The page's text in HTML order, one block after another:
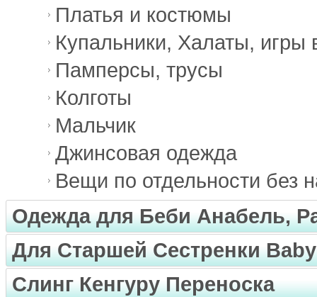
Платья и костюмы
Купальники, Халаты, игры
Памперсы, трусы
Колготы
Мальчик
Джинсовая одежда
Вещи по отдельности без
Одежда для Беби Анабель,
Для Старшей Сестренки
Слинг Кенгуру Переноска